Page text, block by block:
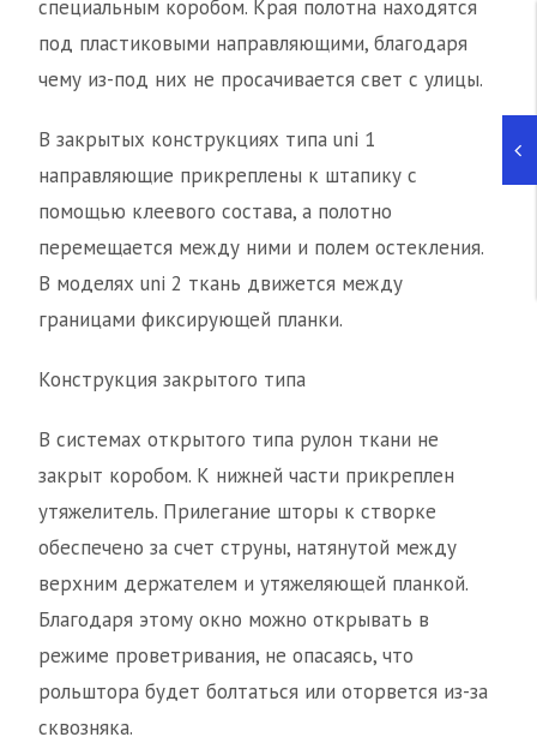
специальным коробом. Края полотна находятся
под пластиковыми направляющими, благодаря
чему из-под них не просачивается свет с улицы.
В закрытых конструкциях типа uni 1
направляющие прикреплены к штапику с
помощью клеевого состава, а полотно
перемещается между ними и полем остекления.
В моделях uni 2 ткань движется между
границами фиксирующей планки.
Конструкция закрытого типа
В системах открытого типа рулон ткани не
закрыт коробом. К нижней части прикреплен
утяжелитель. Прилегание шторы к створке
обеспечено за счет струны, натянутой между
верхним держателем и утяжеляющей планкой.
Благодаря этому окно можно открывать в
режиме проветривания, не опасаясь, что
рольштора будет болтаться или оторвется из-за
сквозняка.